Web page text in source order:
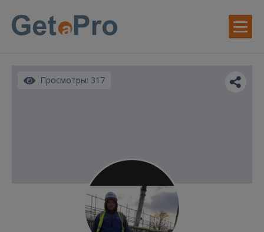
Просмотры: 317